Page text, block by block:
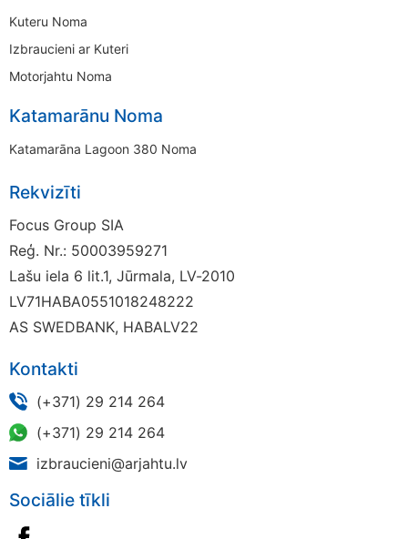
Kuteru Noma
Izbraucieni ar Kuteri
Motorjahtu Noma
Katamarānu Noma
Katamarāna Lagoon 380 Noma
Rekvizīti
Focus Group SIA
Reģ. Nr.: 50003959271
Lašu iela 6 lit.1, Jūrmala, LV-2010
LV71HABA0551018248222
AS SWEDBANK, HABALV22
Kontakti
(+371) 29 214 264
(+371) 29 214 264
izbraucieni@arjahtu.lv
Sociālie tīkli